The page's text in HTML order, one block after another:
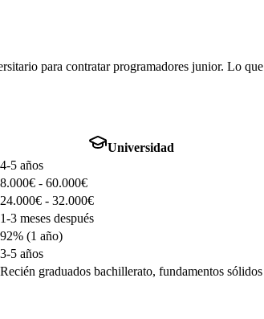
para contratar programadores junior. Lo
Universidad
4-5 años
8.000€ - 60.000€
24.000€ - 32.000€
1-3 meses después
92% (1 año)
3-5 años
Recién graduados bachillerato, fundamentos sólidos